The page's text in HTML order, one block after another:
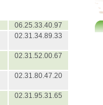
06.25.33.40.97
02.31.34.89.33
02.31.52.00.67
02.31.80.47.20
02.31.95.31.65